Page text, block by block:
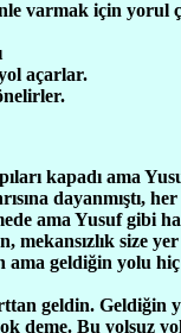
varmak için yorul
açarlar.
kapadı ama
dayanmıştı,
ama Yusuf gibi
mekansızlık size
ama geldiğin yolu
geldin. Geldiğin
deme. Bu yolsuz